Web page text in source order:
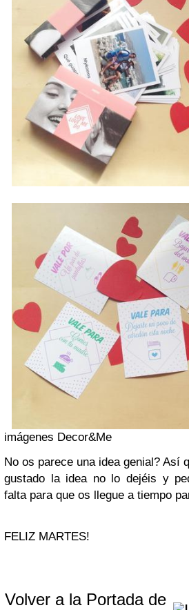
imágenes Decor&Me
No os parece una idea genial? Así
gustado la idea no lo dejéis y
falta para que os llegue a tiempo
FELIZ MARTES!
Volver a la Portada de